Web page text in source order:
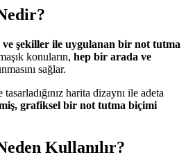
şekiller ile uygulanan bir not tutma
konuların, hep bir arada ve
sağlar.
harita dizaynı ile adeta
grafiksel bir not tutma biçimi
Kullanılır?